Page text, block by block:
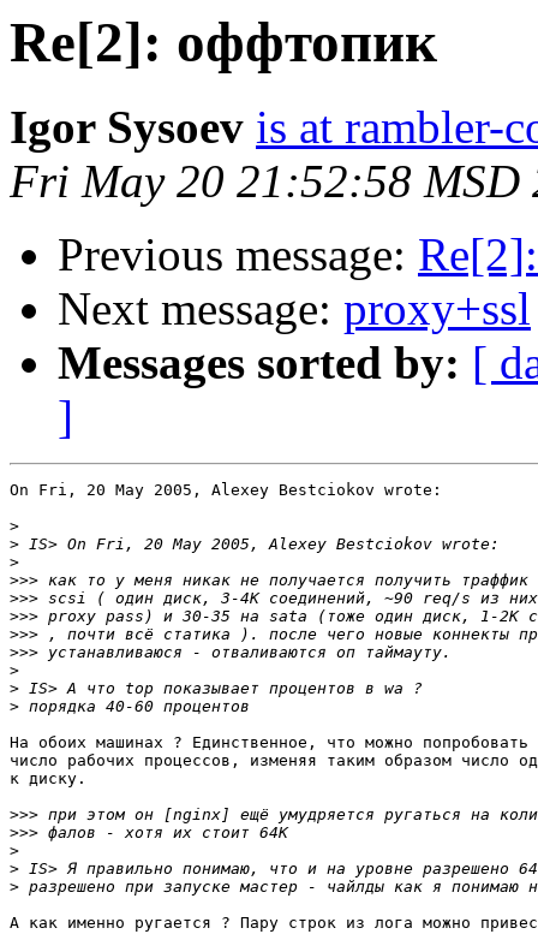
Re[2]: оффтопик
Igor Sysoev is at rambler-
Fri May 20 21:52:58 MSD
Previous message:
Next message: proxy+ssl
Messages sorted by: [
]
On Fri, 20 May 2005, Alexey Bestciokov wrote:
>
>
>
>>>
>>>
>>>
>>>
>>>
>
>
>
На обоих машинах ? Единственное, что можно
число рабочих процессов, изменяя таким образом число
к диску.
>>>
>>>
>
>
>
А как именно ругается ? Пару строк из лога можно